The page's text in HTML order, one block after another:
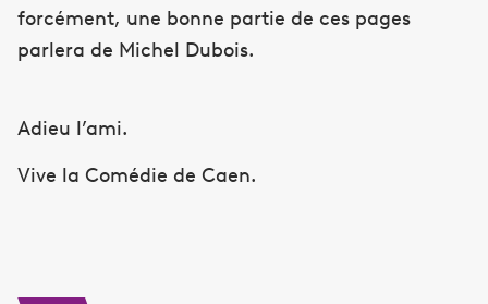
forcément, une bonne partie de ces pages
parlera de Michel Dubois.
Adieu l’ami.
Vive la Comédie de Caen.